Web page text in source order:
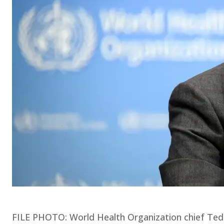
FILE PHOTO: World Health Organization chief